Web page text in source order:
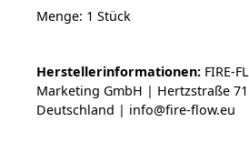
Menge: 1 Stück
Herstellerinformationen: FIRE-
Marketing GmbH | Hertzstraße
Deutschland | info@fire-flow.eu